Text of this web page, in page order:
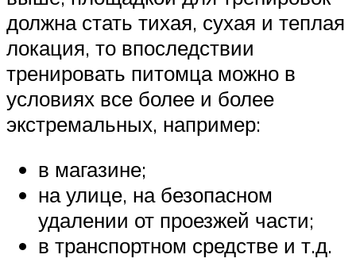
должна стать тихая, сухая и теплая
локация, то впоследствии
тренировать питомца можно в
условиях все более и более
экстремальных, например:
в магазине;
на улице, на безопасном
удалении от проезжей части;
в транспортном средстве и т.д.